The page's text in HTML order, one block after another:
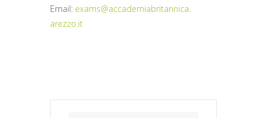
Email: exams@accademiabritannica.
arezzo.it